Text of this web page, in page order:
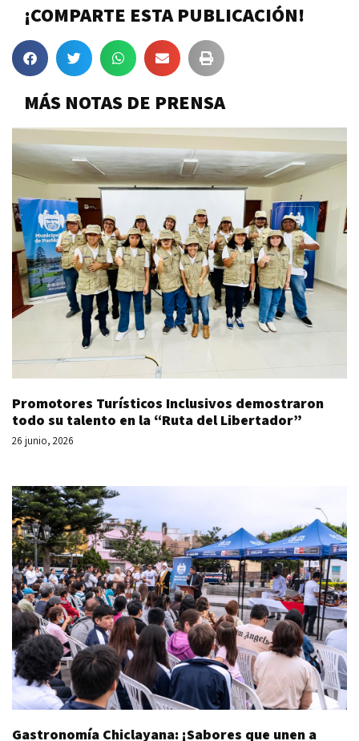
¡COMPARTE ESTA PUBLICACIÓN!
MÁS NOTAS DE PRENSA
Promotores Turísticos Inclusivos demostraron
todo su talento en la “Ruta del Libertador”
26 junio, 2026
Gastronomía Chiclayana: ¡Sabores que unen a